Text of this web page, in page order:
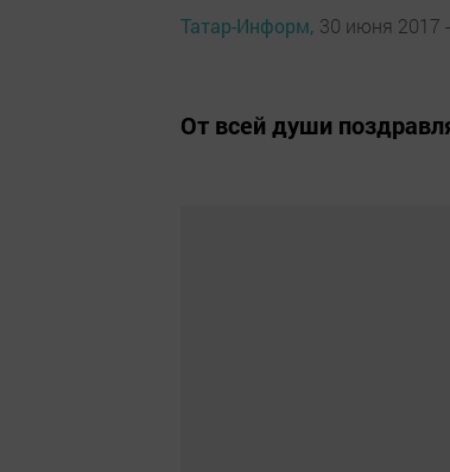
Татар-Информ, 30 июня 2017
От всей души